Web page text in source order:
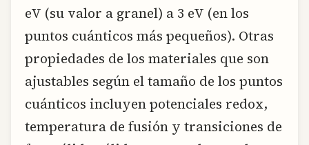
eV (su valor a granel) a 3 eV (en los
puntos cuánticos más pequeños). Otras
propiedades de los materiales que son
ajustables según el tamaño de los puntos
cuánticos incluyen potenciales redox,
temperatura de fusión y transiciones de